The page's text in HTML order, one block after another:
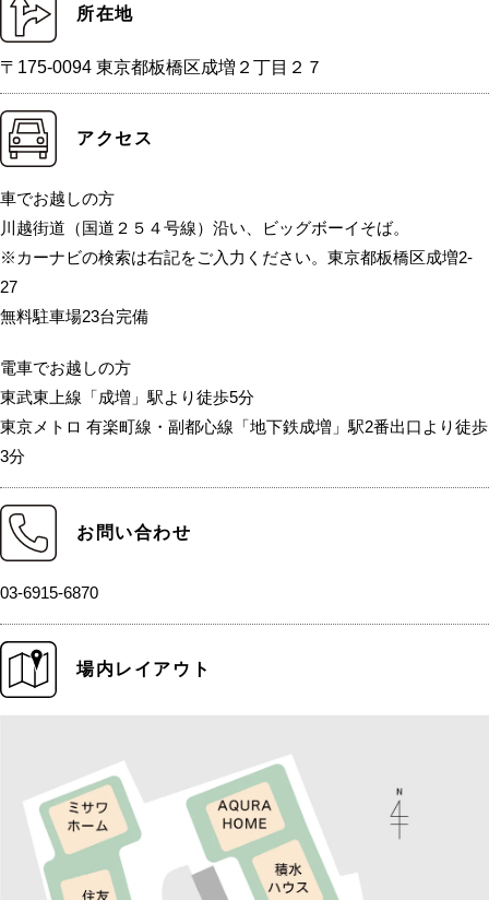
所在地
〒175-0094 東京都板橋区成増２丁目２７
アクセス
車でお越しの方
川越街道（国道２５４号線）沿い、ビッグボーイそば。
※カーナビの検索は右記をご入力ください。東京都板橋区成増2-
27
無料駐車場23台完備
電車でお越しの方
東武東上線「成増」駅より徒歩5分
東京メトロ 有楽町線・副都心線「地下鉄成増」駅2番出口より徒歩
3分
お問い合わせ
03-6915-6870
場内レイアウト